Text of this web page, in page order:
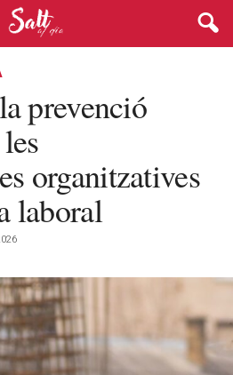
prevenció
organitzatives
laboral